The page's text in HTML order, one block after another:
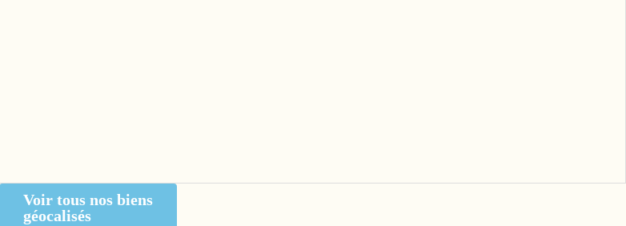
Voir tous nos biens
géocalisés